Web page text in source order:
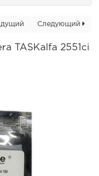
Следующий
TASKalfa 2551ci